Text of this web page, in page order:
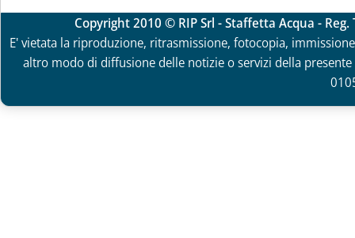
Copyright 2010 © RIP Srl - Staffetta Acqua -
E' vietata la riproduzione, ritrasmissione, fotocopia,
altro modo di diffusione delle notizie o servizi della